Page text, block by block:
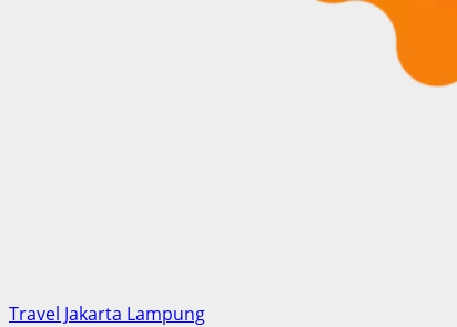
Travel Jakarta Lampung